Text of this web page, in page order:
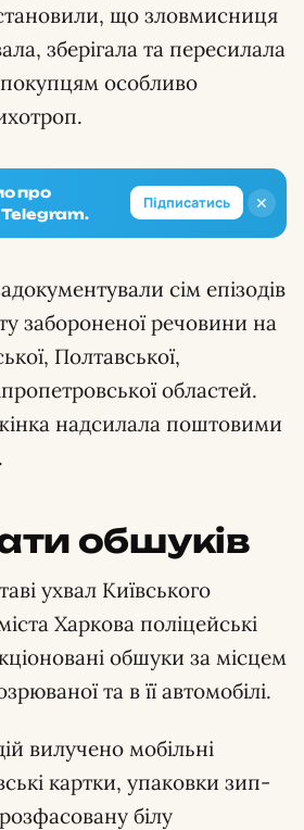
що зловмисниця
зберігала та пересилала
особливо
✕
про
Telegram.
Підписатись
сім епізодів
забороненої речовини на
Полтавської,
областей.
надсилала поштовими
обшуків
ухвал Київського
Харкова поліцейські
обшуки за місцем
та в її автомобілі.
вилучено мобільні
картки, упаковки зип-
білу